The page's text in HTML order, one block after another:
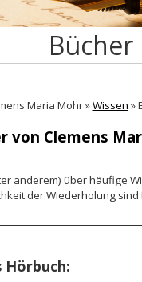
Bücher
Maria Mohr »Wissen »
von Clemens
anderem) über häufige
der Wiederholung sind
Hörbuch: